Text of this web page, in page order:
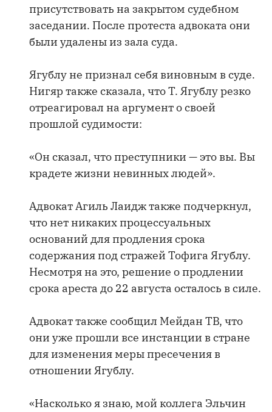
присутствовать на закрытом судебном
заседании. После протеста адвоката они
были удалены из зала суда.
Ягублу не признал себя виновным в суде.
Нигяр также сказала, что Т. Ягублу резко
отреагировал на аргумент о своей
прошлой судимости:
«Он сказал, что преступники — это вы. Вы
крадете жизни невинных людей».
Адвокат Агиль Лаидж также подчеркнул,
что нет никаких процессуальных
оснований для продления срока
содержания под стражей Тофига Ягублу.
Несмотря на это, решение о продлении
срока ареста до 22 августа осталось в силе.
Адвокат также сообщил Мейдан ТВ, что
они уже прошли все инстанции в стране
для изменения меры пресечения в
отношении Ягублу.
«Насколько я знаю, мой коллега Эльчин